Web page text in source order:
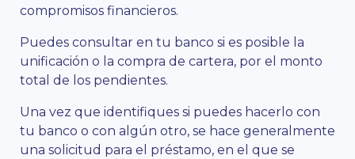
compromisos financieros.
Puedes consultar en tu banco si es posible la
unificación o la compra de cartera, por el monto
total de los pendientes.
Una vez que identifiques si puedes hacerlo con
tu banco o con algún otro, se hace generalmente
una solicitud para el préstamo, en el que se